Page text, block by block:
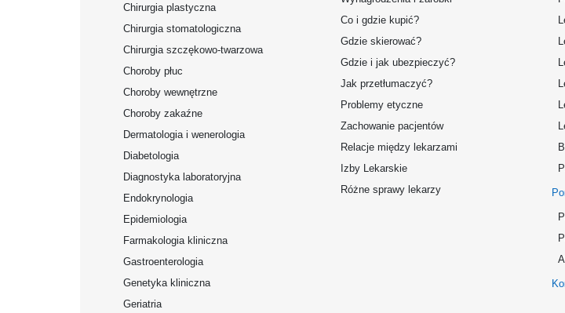
Chirurgia plastyczna
Chirurgia stomatologiczna
Chirurgia szczękowo-twarzowa
Choroby płuc
Choroby wewnętrzne
Choroby zakaźne
Dermatologia i wenerologia
Diabetologia
Diagnostyka laboratoryjna
Endokrynologia
Epidemiologia
Farmakologia kliniczna
Gastroenterologia
Genetyka kliniczna
Geriatria
Co i gdzie kupić?
Gdzie skierować?
Gdzie i jak ubezpieczyć?
Jak przetłumaczyć?
Problemy etyczne
Zachowanie pacjentów
Relacje między lekarzami
Izby Lekarskie
Różne sprawy lekarzy